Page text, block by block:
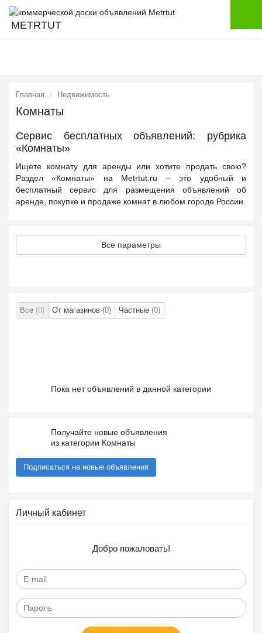
METRTUT
Главная Недвижимость
Комнаты
Сервис бесплатных объявлений: рубрика
«Комнаты»
Ищете комнату для аренды или хотите продать свою?
Раздел «Комнаты» на Metrtut.ru – это удобный и
бесплатный сервис для размещения объявлений об
аренде, покупке и продаже комнат в любом городе России.
Все параметры
Все (0) От магазинов (0) Частные (0)
Пока нет объявлений в данной категории
Получайте новые объявления
из категории Комнаты
Подписаться на новые объявления
Личный кабинет
Добро пожаловать!